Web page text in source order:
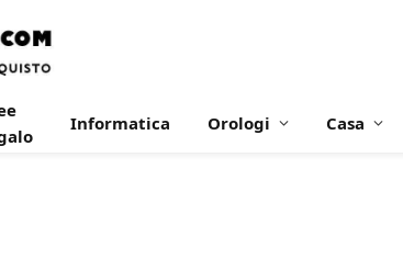
Informatica Orologi Casa